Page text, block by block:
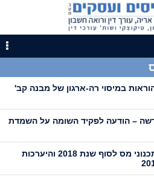
במיסוי רה-ארגון של מבנה קב'
– הודעה לפקיד השומה על השמדת
מצגת: תכנוני מס לסוף שנת 2018 והיערכות